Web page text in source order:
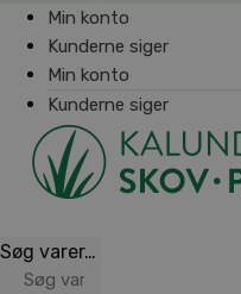
Min konto
Kunderne siger
Min konto
Kunderne siger
Søg varer…